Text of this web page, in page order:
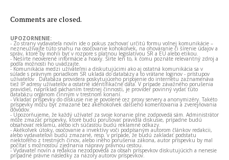
Comments are closed.
UPOZORNENIE:
- Zo strany vydavateľa novín ide o pokus zachovať určitú formu voľnej komunikácie –
nezneužívajte túto snahu na osočovanie kohokoľvek, na ohováranie či šírenie údajov a
správ, ktoré by mohli byť v rozpore s platnou legislatívou SR a EÚ alebo etikou.
- Nešírte neoverené informácie a hoaxy. Šírte len to, k čomu poznáte relevantný zdroj a
podľa možnosti ho uvádzajte.
- Komunikácia medzi užívateľmi a diskutujúcimi ako aj ostatná komunikácia sa v
súlade s právnym poriadkom SR ukladá do databázy a to vrátane loginov - prístupov
užívateľov . Databáza providera poskytujúceho pripojenie do internetu zaznamenáva
tiež IP adresy užívateľov a ostatné identifikačné dáta. V prípade závažného porušenia
pravidiel, napríklad páchaním trestnej činnosti, je provider povinný vydať túto
databázu orgánom činným v trestnom konaní.
- Vkladať príspevky do diskusie nie je povolené cez proxy servery a anonymizéry. Takéto
príspevky môžu byť zmazané bez akéhokoľvek ďalšieho komentovania a zverejňovania
dôvodov.
- Upozorňujeme, že každý užívateľ za svoje konanie plne zodpovedá sám. Administrátor
môže zmazať príspevky, ktoré budú porušovať pravidlá diskusie, prípadne budú
obsahovať reklamu, alebo ich súčasťou budú reklamné odkazy.
- Akékoľvek útoky, osočovanie a invektívy voči podpísaným autorom článkov redakcii,
alebo vydavateľovi budú zmazané, resp. v prípade, že budú zakladať podstatu
niektorého z trestných činov, alebo iného porušenia zákona, autor príspevku by mal
počítať s možnosťou zjednania nápravy právnou cestou.
- Vydavateľ novín a redakcia nezodpovedá za obsah príspevkov diskutujúcich a nenesie
prípadné právne následky za názory autorov príspevkov.